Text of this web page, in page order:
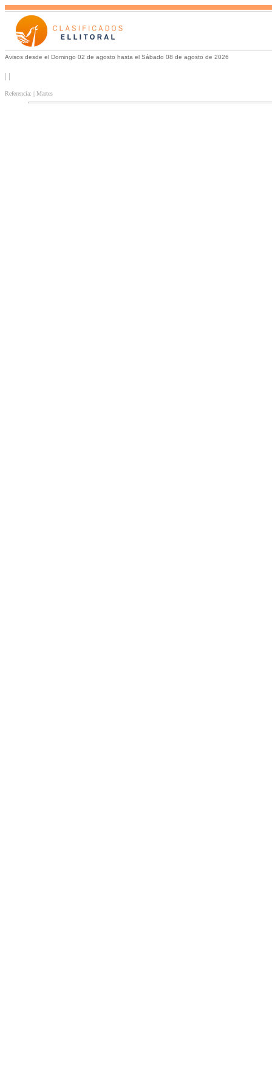
Avisos desde el Domingo 02 de agosto hasta el Sábado 08 de agosto de 2026
| |
Referencia: | Martes